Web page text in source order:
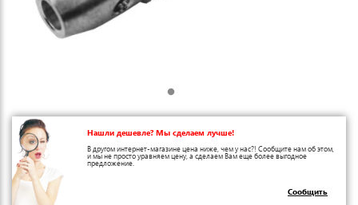
Нашли дешевле? Мы сделаем лучше!
В другом интернет-магазине цена ниже, чем у нас?! Сообщите нам об этом,
и мы не просто уравняем цену, а сделаем Вам еще более выгодное
предложение.
Сообщить